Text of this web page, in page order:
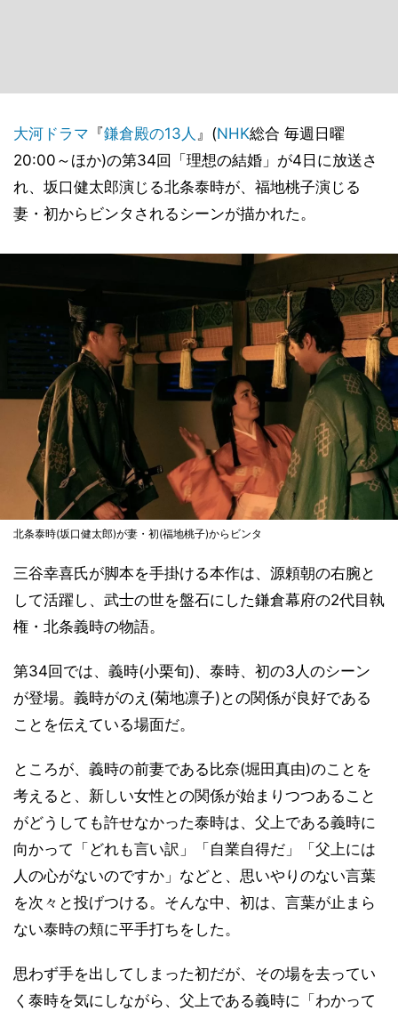
大河ドラマ 『鎌倉殿の13人 』(NHK総合 毎週日曜
20:00～ほか)の第34回「理想の結婚」が4日に放送さ
れ、坂口健太郎演じる北条泰時が、福地桃子演じる
妻・初からビンタされるシーンが描かれた。
北条泰時(坂口健太郎)が妻・初(福地桃子)からビンタ
三谷幸喜氏が脚本を手掛ける本作は、源頼朝の右腕と
して活躍し、武士の世を盤石にした鎌倉幕府の2代目執
権・北条義時の物語。
第34回では、義時(小栗旬)、泰時、初の3人のシーン
が登場。義時がのえ(菊地凛子)との関係が良好である
ことを伝えている場面だ。
ところが、義時の前妻である比奈(堀田真由)のことを
考えると、新しい女性との関係が始まりつつあること
がどうしても許せなかった泰時は、父上である義時に
向かって「どれも言い訳」「自業自得だ」「父上には
人の心がないのですか」などと、思いやりのない言葉
を次々と投げつける。そんな中、初は、言葉が止まら
ない泰時の頬に平手打ちをした。
思わず手を出してしまった初だが、その場を去ってい
く泰時を気にしながら、父上である義時に「わかって